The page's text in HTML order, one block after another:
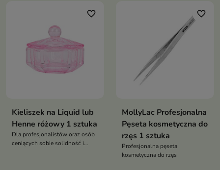
favorite_border
Kieliszek na Liquid lub
Henne różowy 1 sztuka
Dla profesjonalistów oraz osób
ceniących sobie solidność i
favorite_border
MollyLac Profesjonalna
Pęseta kosmetyczna do
rzęs 1 sztuka
Profesjonalna pęseta
kosmetyczna do rzęs